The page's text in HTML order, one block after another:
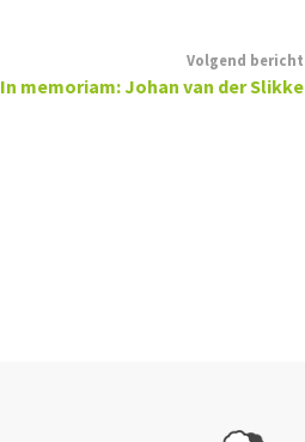
Volgend bericht
In memoriam: Johan van der Slikke